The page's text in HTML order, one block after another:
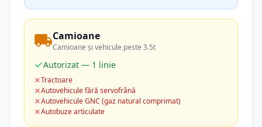
Camioane
Camioane și vehicule peste 3.5t
Autorizat — 1 linie
Tractoare
Autovehicule fără servofrână
Autovehicule GNC (gaz natural comprimat)
Autobuze articulate